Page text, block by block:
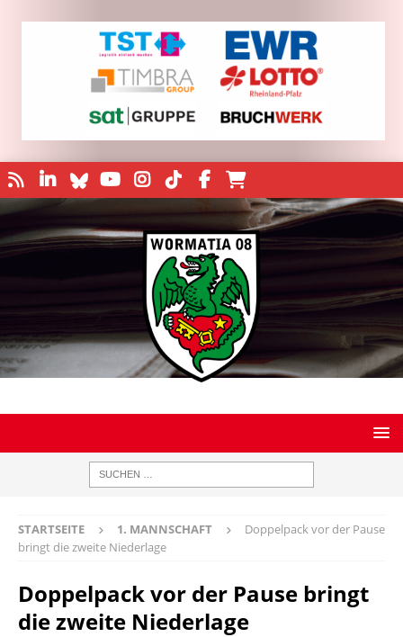
STARTSEITE 1. MANNSCHAFT
Doppelpack vor der Pause
bringt die zweite Niederlage
Doppelpack vor der Pause bringt
die zweite Niederlage